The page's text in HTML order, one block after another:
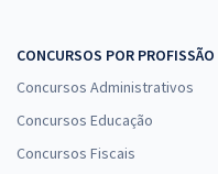
CONCURSOS POR PROFISSÃO
Concursos Administrativos
Concursos Educação
Concursos Fiscais